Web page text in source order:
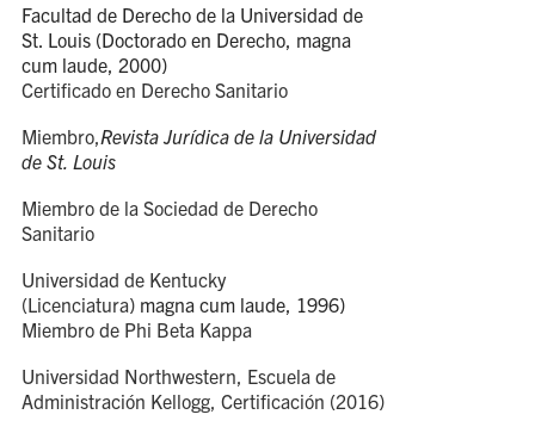
Facultad de Derecho de la Universidad de
St. Louis (Doctorado en Derecho, magna
cum laude, 2000)
Certificado en Derecho Sanitario
Miembro, Revista Jurídica de la Universidad
de St. Louis
Miembro de la Sociedad de Derecho
Sanitario
Universidad de Kentucky
(Licenciatura) magna cum laude , 1996)
Miembro de Phi Beta Kappa
Universidad Northwestern, Escuela de
Administración Kellogg, Certificación (2016)